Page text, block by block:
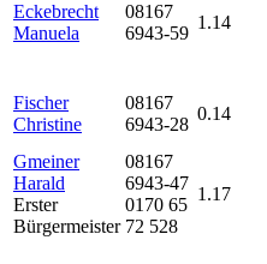
Eckebrecht
Manuela
08167
6943-59
1.14
Fischer
Christine
08167
6943-28
0.14
Gmeiner
Harald
Erster
Bürgermeister
08167
6943-47
0170 65
72 528
1.17